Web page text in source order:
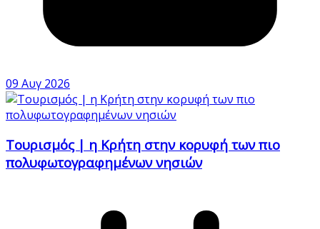
09 Αυγ 2026
Τουρισμός | η Κρήτη στην κορυφή των πιο
πολυφωτογραφημένων νησιών